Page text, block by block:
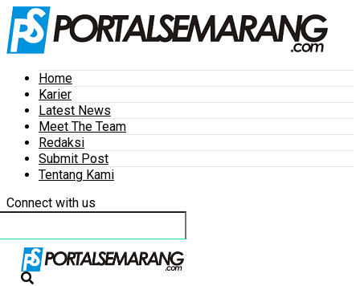
Home
Karier
Latest News
Meet The Team
Redaksi
Submit Post
Tentang Kami
Connect with us